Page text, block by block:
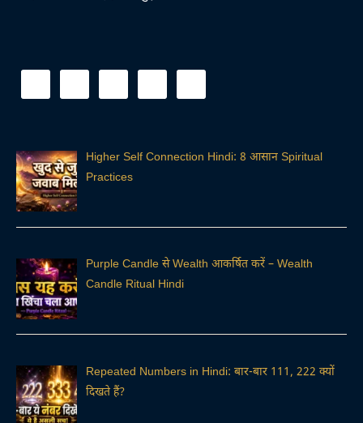
Higher Self Connection Hindi: 8 आसान Spiritual
Practices
Purple Candle से Wealth आकर्षित करें – Wealth
Candle Ritual Hindi
Repeated Numbers in Hindi: बार-बार 111, 222 क्यों
दिखते हैं?